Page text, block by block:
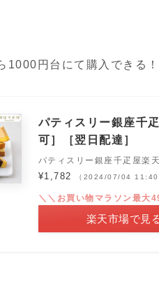
1000円台にて購入できる！
パティスリー銀座千
可］［翌日配達］
パティスリー銀座千疋屋楽
¥1,782 （2024/07/04 11:40
＼＼お買い物マラソン最大
楽天市場で見